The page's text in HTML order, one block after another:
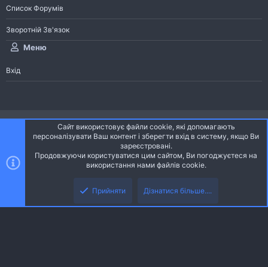
Список Форумів
Зворотній Зв'язок
Меню
Вхід
Ніч
Українська (UA)
S
Community platform by XenForo® © 2010-2026 XenForo Ltd.
Community platform by XenForo © 2010-2022 XenForo Ltd. | dev: Pages
Сайт використовує файли cookie, які допомагають
персоналізувати Ваш контент і зберегти вхід в систему, якщо Ви
зареєстровані.
Продовжуючи користуватися цим сайтом, Ви погоджуєтеся на
використання нами файлів cookie.
Прийняти Дізнатися більше....